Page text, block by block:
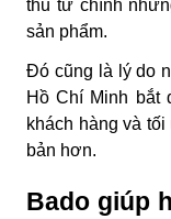
thu từ chính
sản phẩm.
Đó cũng là lý do
Hồ Chí Minh bắt
khách hàng và
bản hơn.
Bado giúp